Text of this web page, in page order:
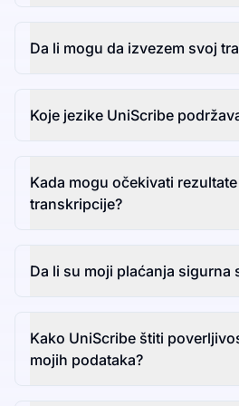
Da li mogu da izvezem svoj
Koje jezike UniScribe
Kada mogu očekivati
transkripcije?
Da li su moji plaćanja sigurna
Kako UniScribe štiti
mojih podataka?